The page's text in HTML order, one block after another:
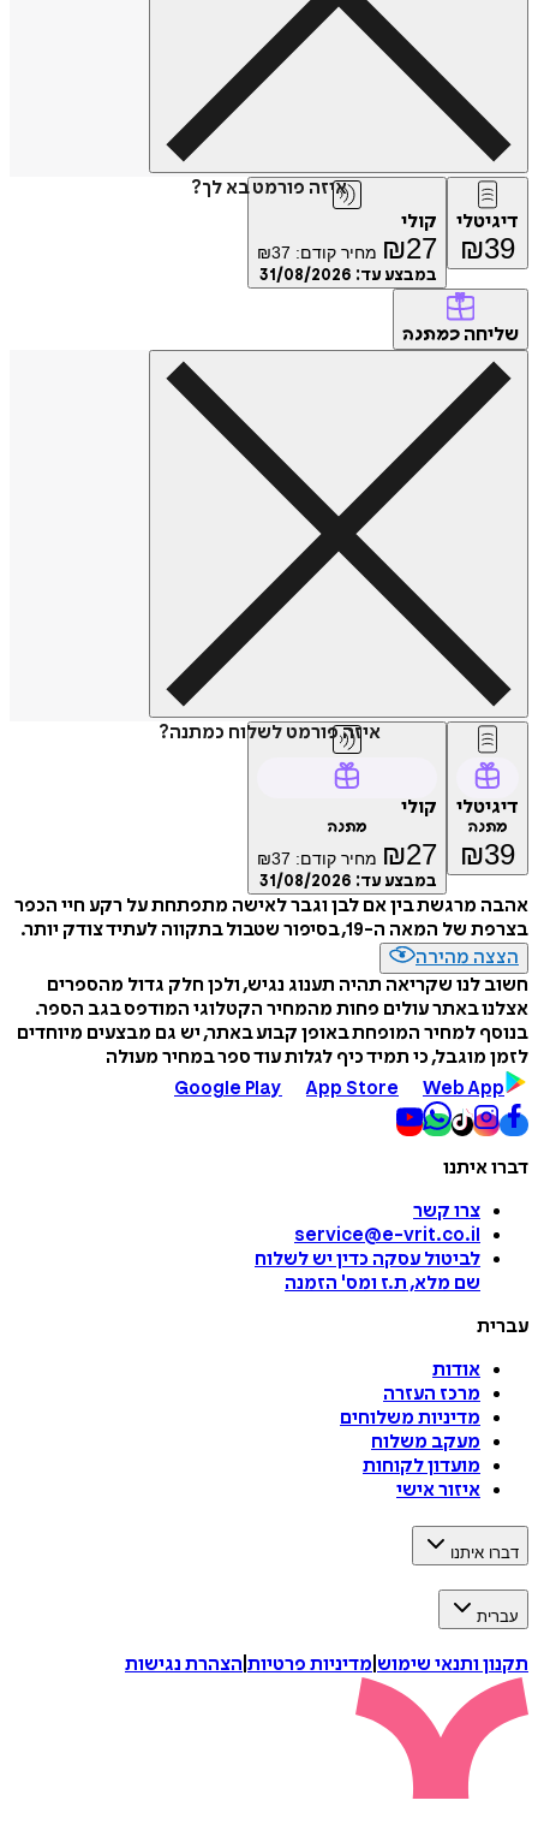
איזה פורמט בא לך?
דיגיטלי
₪39
קולי
₪27 מחיר קודם: ₪37
במבצע עד: 31/08/2026
שליחה כמתנה
איזה פורמט לשלוח כמתנה?
דיגיטלי
מתנה
₪39
קולי
מתנה
₪27 מחיר קודם: ₪37
במבצע עד: 31/08/2026
אהבה מרגשת בין אם לבן וגבר לאישה מתפתחת על רקע חיי הכפר
בצרפת של המאה ה-19, בסיפור שטבול בתקווה לעתיד צודק יותר.
הצצה מהירה
חשוב לנו שקריאה תהיה תענוג נגיש, ולכן חלק גדול מהספרים
אצלנו באתר עולים פחות מהמחיר הקטלוגי המודפס בגב הספר.
בנוסף למחיר המופחת באופן קבוע באתר, יש גם מבצעים מיוחדים
לזמן מוגבל, כי תמיד כיף לגלות עוד ספר במחיר מעולה
Google Play
App Store Web App
דברו איתנו
צרו קשר
service@e-vrit.co.il
לביטול עסקה כדין יש לשלוח
שם מלא, ת.ז ומס' הזמנה
עברית
אודות
מרכז העזרה
מדיניות משלוחים
מעקב משלוח
מועדון לקוחות
איזור אישי
דברו איתנו
עברית
תקנון ותנאי שימוש מדיניות פרטיות הצהרת נגישות